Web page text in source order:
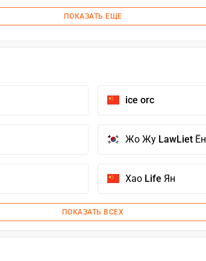
ПОКАЗАТЬ ЕЩЕ
ice orc
Жо Жу LawLietЁн
Хао Life Ян
ПОКАЗАТЬ ВСЕХ